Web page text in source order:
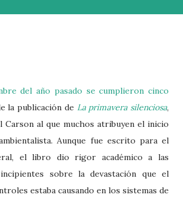
del año pasado se cumplieron cinco
la publicación de La primavera silenciosa,
Carson al que muchos atribuyen el inicio
Aunque fue escrito para el
el libro dio rigor académico a las
sobre la devastación que el
estaba causando en los sistemas de